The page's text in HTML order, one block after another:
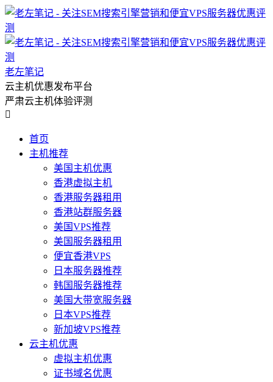
老左笔记
云主机优惠发布平台
严肃云主机体验评测

首页
主机推荐
美国主机优惠
香港虚拟主机
香港服务器租用
香港站群服务器
美国VPS推荐
美国服务器租用
便宜香港VPS
日本服务器推荐
韩国服务器推荐
美国大带宽服务器
日本VPS推荐
新加坡VPS推荐
云主机优惠
虚拟主机优惠
证书域名优惠